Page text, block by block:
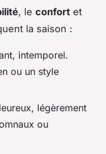
, le confort et
la saison :
intemporel.
ou un style
légèrement
ou